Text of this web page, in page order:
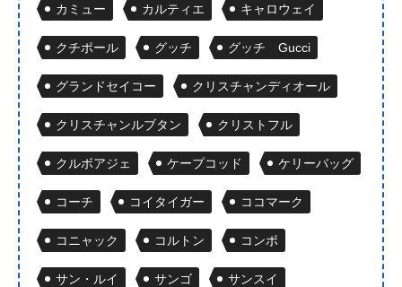
カミュー カルティエ キャロウェイ
クチポール グッチ グッチ Gucci
グランドセイコー クリスチャンディオール
クリスチャンルブタン クリストフル
クルボアジェ ケープコッド ケリーバッグ
コーチ コイタイガー ココマーク
コニャック コルトン コンポ
サン・ルイ サンゴ サンスイ